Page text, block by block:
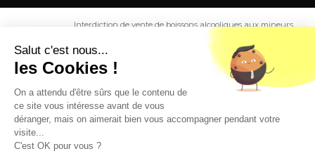
Interdiction de vente de boissons alcooliques aux mineurs
de moins de 18 ans. La preuve de majorité de l'acheteur
est exigée au moment de la vente en ligne.
CODE DE LA SANTE PUBLIQUE, ART. L. 3342-1 et L. 3353-3
L'abus d'alcool est dangereux pour la santé. Sachez
Salut c'est nous...
les Cookies !
On a attendu d'être sûrs que le contenu de
ce site vous intéresse avant de vous
déranger, mais on aimerait bien vous accompagner pendant votre
visite...
C'est OK pour vous ?